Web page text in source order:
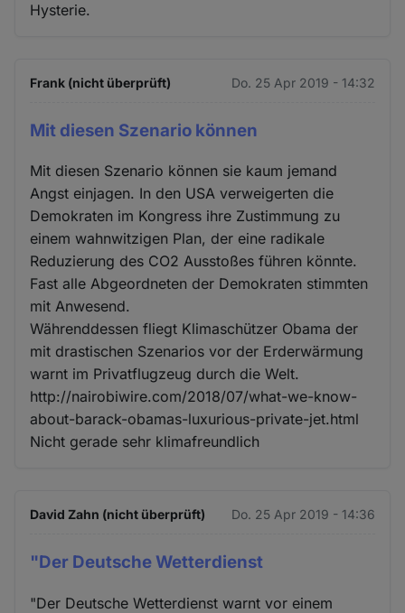
Hysterie.
Frank (nicht überprüft) Do. 25 Apr 2019 - 14:32
Mit diesen Szenario können
Mit diesen Szenario können sie kaum jemand
Angst einjagen. In den USA verweigerten die
Demokraten im Kongress ihre Zustimmung zu
einem wahnwitzigen Plan, der eine radikale
Reduzierung des CO2 Ausstoßes führen könnte.
Fast alle Abgeordneten der Demokraten stimmten
mit Anwesend.
Währenddessen fliegt Klimaschützer Obama der
mit drastischen Szenarios vor der Erderwärmung
warnt im Privatflugzeug durch die Welt.
http://nairobiwire.com/2018/07/what-we-know-
about-barack-obamas-luxurious-private-jet.html
Nicht gerade sehr klimafreundlich
David Zahn (nicht überprüft) Do. 25 Apr 2019 - 14:36
"Der Deutsche Wetterdienst
"Der Deutsche Wetterdienst warnt vor einem